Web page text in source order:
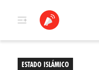
ESTADO ISLÁMICO